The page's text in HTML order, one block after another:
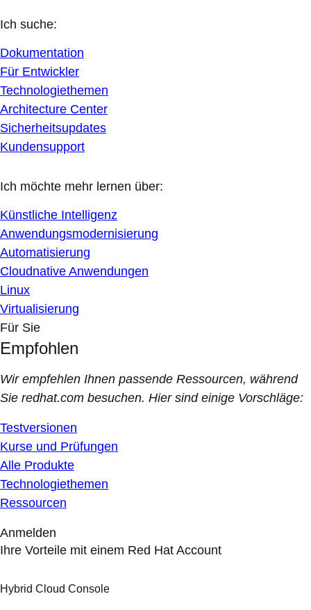
Ich suche:
Dokumentation
Für Entwickler
Technologiethemen
Architecture Center
Sicherheitsupdates
Kundensupport
Ich möchte mehr lernen über:
Künstliche Intelligenz
Anwendungsmodernisierung
Automatisierung
Cloudnative Anwendungen
Linux
Virtualisierung
Für Sie
Empfohlen
Wir empfehlen Ihnen passende Ressourcen, während
Sie redhat.com besuchen. Hier sind einige Vorschläge:
Testversionen
Kurse und Prüfungen
Alle Produkte
Technologiethemen
Ressourcen
Anmelden
Ihre Vorteile mit einem Red Hat Account
Hybrid Cloud Console